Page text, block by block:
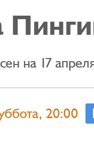
на 17
20:00